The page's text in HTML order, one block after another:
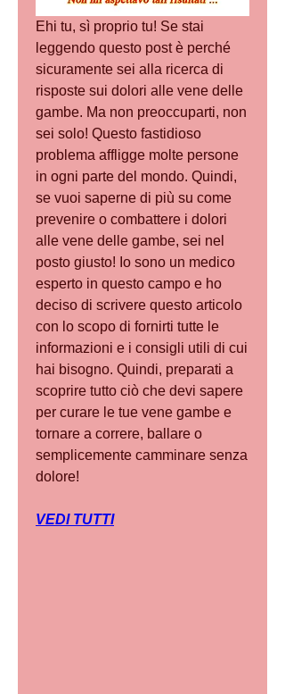
Ehi tu, sì proprio tu! Se stai
leggendo questo post è perché
sicuramente sei alla ricerca di
risposte sui dolori alle vene delle
gambe. Ma non preoccuparti, non
sei solo! Questo fastidioso
problema affligge molte persone
in ogni parte del mondo. Quindi,
se vuoi saperne di più su come
prevenire o combattere i dolori
alle vene delle gambe, sei nel
posto giusto! Io sono un medico
esperto in questo campo e ho
deciso di scrivere questo articolo
con lo scopo di fornirti tutte le
informazioni e i consigli utili di cui
hai bisogno. Quindi, preparati a
scoprire tutto ciò che devi sapere
per curare le tue vene gambe e
tornare a correre, ballare o
semplicemente camminare senza
dolore!
VEDI TUTTI